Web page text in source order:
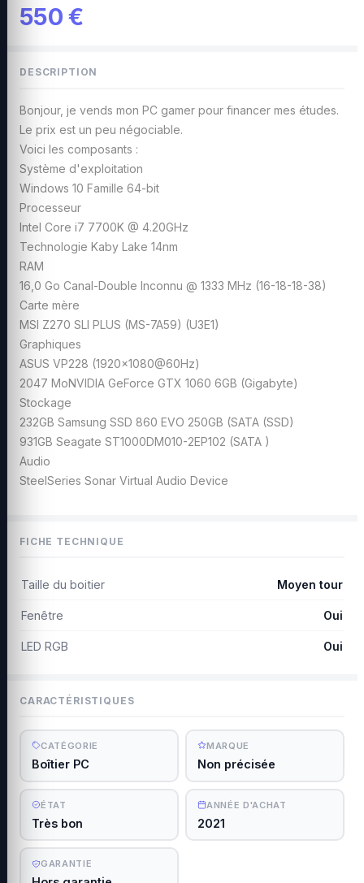
DESCRIPTION
Bonjour, je vends mon PC gamer pour financer mes études.
Le prix est un peu négociable.
Voici les composants :
Système d'exploitation
Windows 10 Famille 64-bit
Processeur
Intel Core i7 7700K @ 4.20GHz
Technologie Kaby Lake 14nm
RAM
16,0 Go Canal-Double Inconnu @ 1333 MHz (16-18-18-38)
Carte mère
MSI Z270 SLI PLUS (MS-7A59) (U3E1)
Graphiques
ASUS VP228 (1920x1080@60Hz)
2047 MoNVIDIA GeForce GTX 1060 6GB (Gigabyte)
Stockage
232GB Samsung SSD 860 EVO 250GB (SATA (SSD)
931GB Seagate ST1000DM010-2EP102 (SATA )
Audio
SteelSeries Sonar Virtual Audio Device
CARACTÉRISTIQUES
CATÉGORIE
Boîtier PC
MARQUE
Non précisée
ÉTAT
Très bon
ANNÉE D'ACHAT
2021
GARANTIE
550 €
FICHE TECHNIQUE
Taille du boitier Moyen tour
Fenêtre Oui
LED RGB Oui